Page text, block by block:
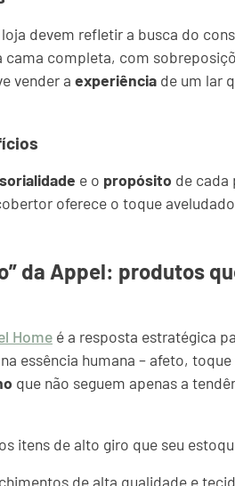
devem refletir a busca do
cama completa, com
vender a experiênciade um lar
e o propósito de cada
oferece o toque
da Appel: produtos
Homeé a resposta estratégica
essência humana – afeto,
que não seguem apenas a
itens de alto giro que seu
de alta qualidade e